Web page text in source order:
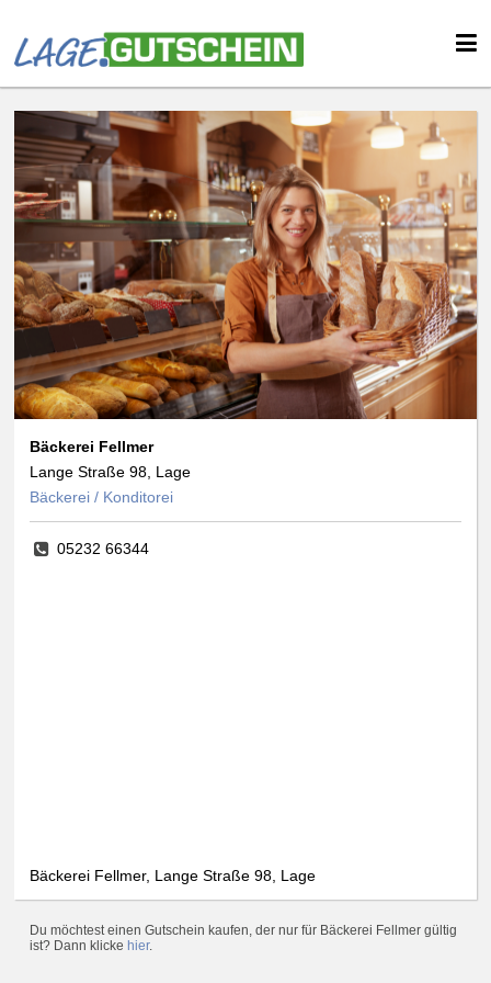
Bäckerei Fellmer
Lange Straße 98, Lage
Bäckerei / Konditorei
05232 66344
Bäckerei Fellmer, Lange Straße 98, Lage
Du möchtest einen Gutschein kaufen, der nur für Bäckerei Fellmer gültig
ist? Dann klicke hier.